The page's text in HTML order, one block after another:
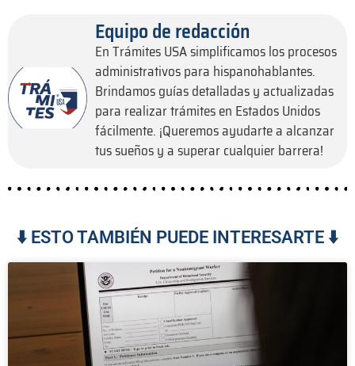
Equipo de redacción
En Trámites USA simplificamos los procesos
administrativos para hispanohablantes.
Brindamos guías detalladas y actualizadas
para realizar trámites en Estados Unidos
fácilmente. ¡Queremos ayudarte a alcanzar
tus sueños y a superar cualquier barrera!
⬇️ ESTO TAMBIÉN PUEDE INTERESARTE ⬇️